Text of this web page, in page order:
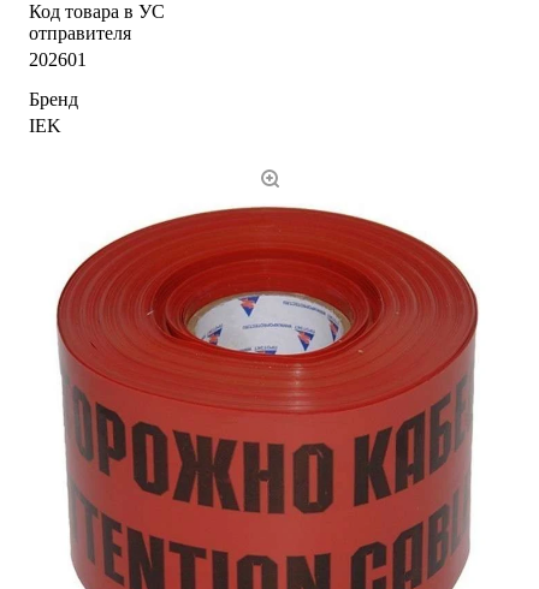
Код товара в УС
отправителя
202601
Бренд
IEK